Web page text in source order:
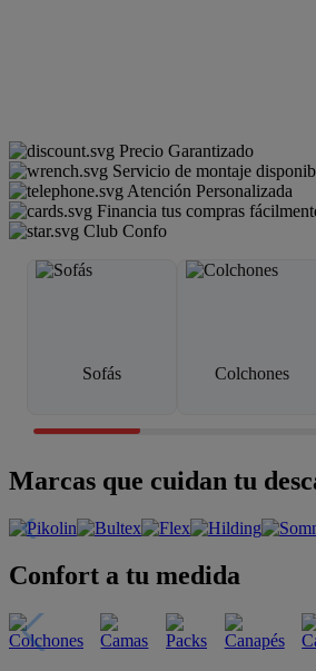
Precio Garantizado
Servicio de montaje
Atención Personalizada
Financia tus compras
Club Confo
Sofás Colchones
Marcas que cuidan tu
Confort a tu medida